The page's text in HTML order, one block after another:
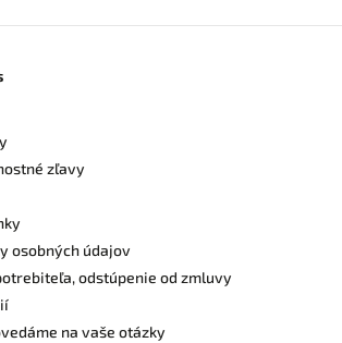
zľavy
osobných údajov
odstúpenie od zmluvy
na vaše otázky